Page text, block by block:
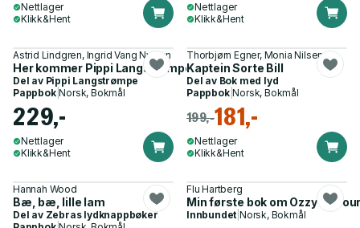
Nettlager
Klikk&Hent
Nettlager
Klikk&Hent
Astrid Lindgren, Ingrid Vang Nyman
Her kommer Pippi Langstrømpe
Del av Pippi Langstrømpe
Pappbok|Norsk, Bokmål
229,-
Nettlager
Klikk&Hent
Thorbjørn Egner, Monia Nilsen
Kaptein Sorte Bill
Del av Bok med lyd
Pappbok|Norsk, Bokmål
199,-181,-
Nettlager
Klikk&Hent
Hannah Wood
Bæ, bæ, lille lam
Del av Zebras lydknappbøker
Flu Hartberg
Min første bok om Ozzy
Innbundet |Norsk, Bokmål